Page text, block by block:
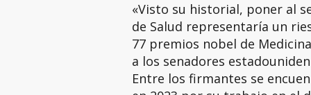
«Visto su historial, poner al
de Salud representaría un
77 premios nobel de
a los senadores
Entre los firmantes se